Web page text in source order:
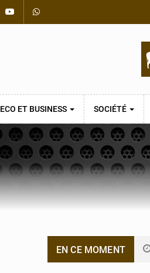
ECO ET BUSINESS SOCIÉTÉ
EN CE MOMENT